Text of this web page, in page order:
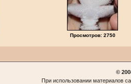
Просмотров: 2750
©
При использовании материалов